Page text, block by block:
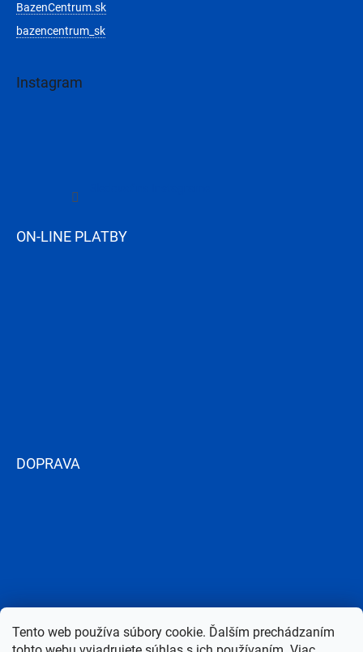
Tento web používa súbory cookie. Ďalším prechádzaním
BazenCentrum.sk
bazencentrum_sk
Instagram
ON-LINE PLATBY
DOPRAVA